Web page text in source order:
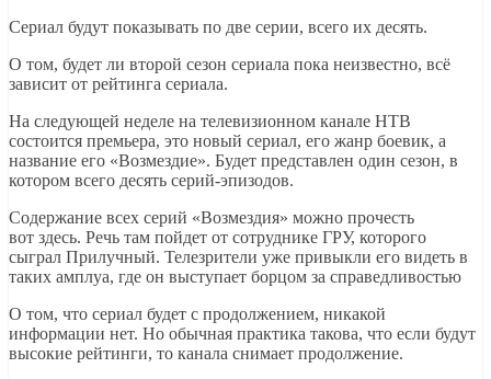
Сериал будут показывать по две серии, всего их десять.
О том, будет ли второй сезон сериала пока неизвестно, всё
зависит от рейтинга сериала.
На следующей неделе на телевизионном канале НТВ
состоится премьера, это новый сериал, его жанр боевик, а
название его «Возмездие». Будет представлен один сезон, в
котором всего десять серий-эпизодов.
Содержание всех серий «Возмездия» можно прочесть
вот здесь. Речь там пойдет от сотруднике ГРУ, которого
сыграл Прилучный. Телезрители уже привыкли его видеть в
таких амплуа, где он выступает борцом за справедливостью
О том, что сериал будет с продолжением, никакой
информации нет. Но обычная практика такова, что если будут
высокие рейтинги, то канала снимает продолжение.